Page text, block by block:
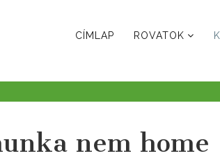
CÍMLAP ROVATOK
nem home